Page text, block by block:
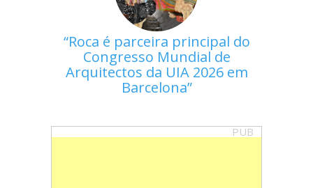
Roca é parceira principal do
Congresso Mundial de
Arquitectos da UIA 2026 em
Barcelona
PUB